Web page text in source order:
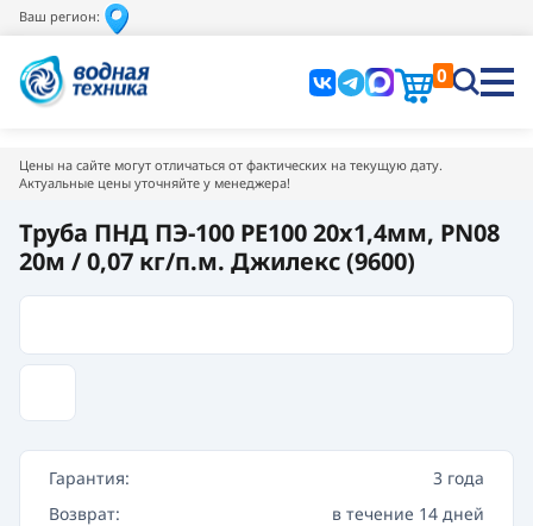
Ваш регион:
0
Цены на сайте могут отличаться от фактических на текущую дату.
Актуальные цены уточняйте у менеджера!
Труба ПНД ПЭ-100 РЕ100 20х1,4мм, PN08
20м / 0,07 кг/п.м. Джилекс (9600)
Гарантия:
3 года
Возврат:
в течение 14 дней